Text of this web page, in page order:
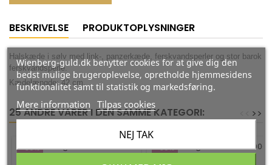
BESKRIVELSE PRODUKTOPLYSNINGER
Halskæde i sølv med link-, panzerkæde, ferskvandsperler og stor barok
ferskvandsperle.
Kædelængde: 42 cm.
25 ANDRE VARER I DEN SAMME KATEGORI: >>
-35% -35%
Wienberg-guld.dk benytter cookies for at give dig den
bedst mulige brugeroplevelse, opretholde hjemmesidens
funktionalitet samt til statistik og markedsføring.
Mere information Tilpas cookies
NEJ TAK